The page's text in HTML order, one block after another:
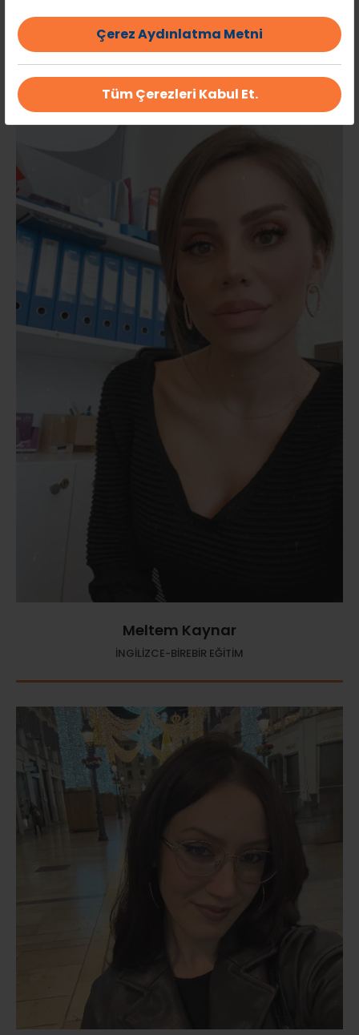
Çerez Aydınlatma Metni
Tüm Çerezleri Kabul Et.
Meltem Kaynar
İNGİLİZCE-BİREBİR EĞİTİM